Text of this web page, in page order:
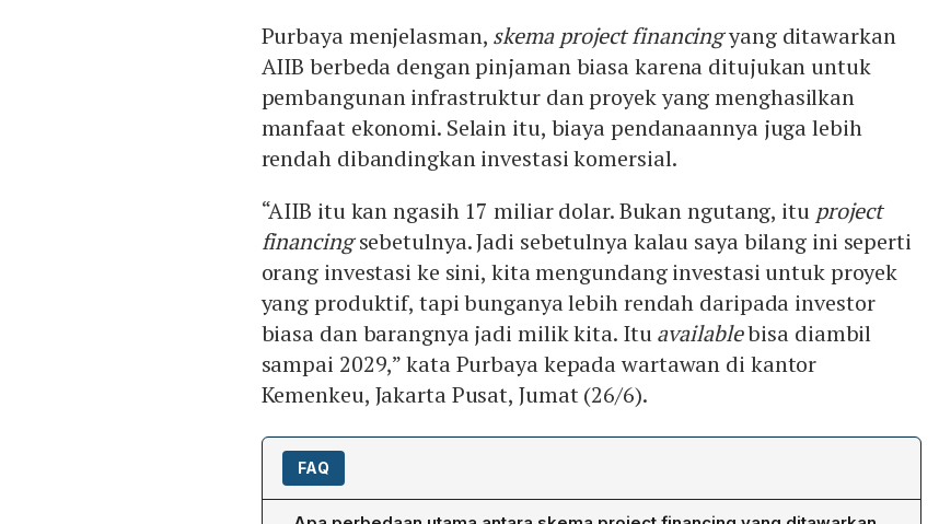
Purbaya menjelasman, skema project financingyang ditawarkan
AIIB berbeda dengan pinjaman biasa karena ditujukan untuk
pembangunan infrastruktur dan proyek yang menghasilkan
manfaat ekonomi. Selain itu, biaya pendanaannya juga lebih
rendah dibandingkan investasi komersial.
“AIIB itu kan ngasih 17 miliar dolar. Bukan ngutang, itu project
financingsebetulnya. Jadi sebetulnya kalau saya bilang ini seperti
orang investasi ke sini, kita mengundang investasi untuk proyek
yang produktif, tapi bunganya lebih rendah daripada investor
biasa dan barangnya jadi milik kita. Ituavailablebisa diambil
sampai 2029,” kata Purbaya kepada wartawan di kantor
Kemenkeu, Jakarta Pusat, Jumat (26/6).
FAQ